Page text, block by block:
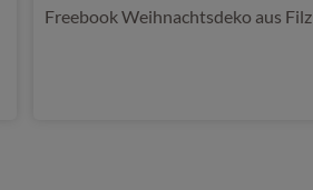
Freebook Weihnachtsdeko aus Filz